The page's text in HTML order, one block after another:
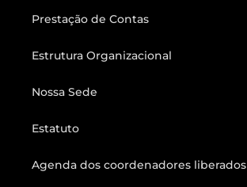
Prestação de Contas
Estrutura Organizacional
Nossa Sede
Estatuto
Agenda dos coordenadores liberados